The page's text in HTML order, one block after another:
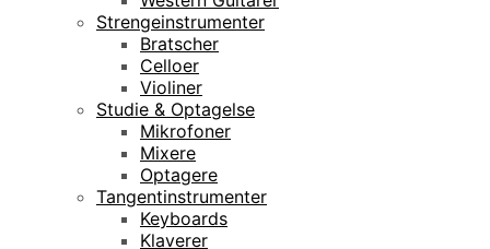
Strengeinstrumenter
Bratscher
Celloer
Violiner
Studie & Optagelse
Mikrofoner
Mixere
Optagere
Tangentinstrumenter
Keyboards
Klaverer